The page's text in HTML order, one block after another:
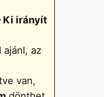
Ki irányít
ajánl, az
van,